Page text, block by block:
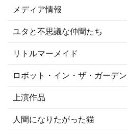
メディア情報
ユタと不思議な仲間たち
リトルマーメイド
ロボット・イン・ザ・ガーデン
上演作品
人間になりたがった猫